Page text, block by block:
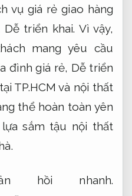
vụ giá rẻ giao hàng
Dễ triển khai. Vì vậy,
mang yêu cầu
đình giá rẻ, Dễ triển
TP.HCM và nội thất
thể hoàn toàn yên
sắm tậu nội thất
hồi nhanh.